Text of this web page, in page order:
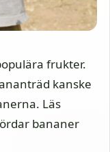
frukter.
kanske
Läs
bananer